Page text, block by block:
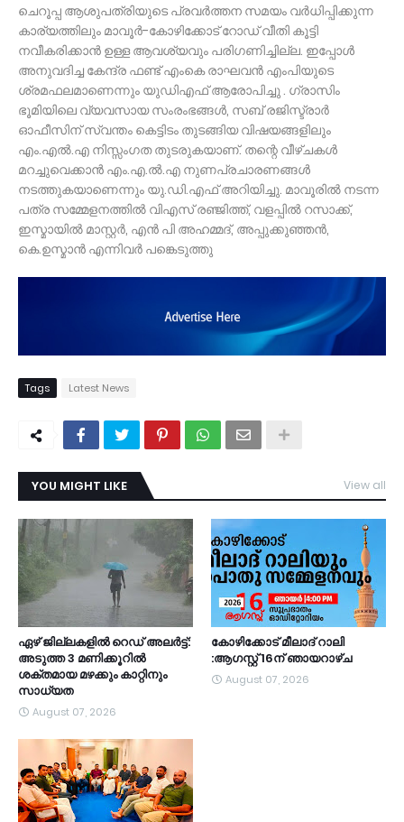
ചെറൂപ്പ ആശുപത്രിയുടെ പ്രവർത്തന സമയം വർധിപ്പിക്കുന്ന
കാര്യത്തിലും മാവൂർ-കോഴിക്കോട് റോഡ് വീതി കൂട്ടി
നവീകരിക്കാൻ ഉള്ള ആവശ്യവും പരിഗണിച്ചില്ല. ഇപ്പോൾ
അനുവദിച്ച കേന്ദ്ര ഫണ്ട് എംകെ രാഘവൻ എംപിയുടെ
ശ്രമഫലമാണെന്നും യുഡിഎഫ് ആരോപിച്ചു . ഗ്രാസിം
ഭൂമിയിലെ വ്യവസായ സംരംഭങ്ങൾ, സബ് രജിസ്ട്രാർ
ഓഫീസിന് സ്വന്തം കെട്ടിടം തുടങ്ങിയ വിഷയങ്ങളിലും
എം.എൽ.എ നിസ്സംഗത തുടരുകയാണ്. തന്റെ വീഴ്ചകൾ
മറച്ചുവെക്കാൻ എം.എ.ൽ.എ നുണപ്രചാരണങ്ങൾ
നടത്തുകയാണെന്നും യു.ഡി.എഫ് അറിയിച്ചു. മാവൂരിൽ നടന്ന
പത്ര സമ്മേളനത്തിൽ വിഎസ് രഞ്ജിത്ത്, വളപ്പിൽ റസാക്ക്,
ഇസ്മായിൽ മാസ്റ്റർ, എൻ പി അഹമ്മദ്, അപ്പുക്കുഞ്ഞൻ,
കെ.ഉസ്മാൻ എന്നിവർ പങ്കെടുത്തു
Tags Latest News
YOU MIGHT LIKE View all
ഏഴ് ജില്ലകളില്‍ റെഡ് അലര്‍ട്ട്:
അടുത്ത 3 മണിക്കൂറിൽ
ശക്തമായ മഴക്കും കാറ്റിനും
സാധ്യത
August 07, 2026
കോഴിക്കോട് മീലാദ് റാലി
:ആഗസ്റ്റ് 16ന് ഞായറാഴ്ച
August 07, 2026